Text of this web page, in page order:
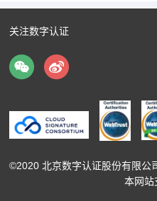
关注数字认证
©2020北京数字认证股份有限公
本网站